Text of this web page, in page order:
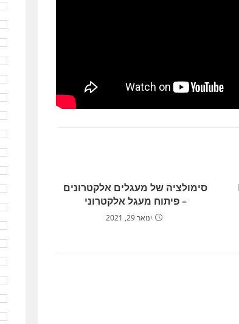
סימולציה של מעגלים אלקטרונים
– פיתוח מעגל אלקטרוני
ינואר 29, 2021